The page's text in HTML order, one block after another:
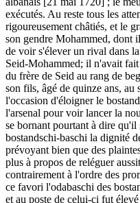
exécutés. Au reste tous les
rigoureusement châtiés, et le
son gendre Mohammed, dont
de voir s'élever un rival dans
Seid-Mohammed; il n'avait
du frère de Seid au rang de
son fils, âgé de quinze ans,
l'occasion d'éloigner le
l'arsenal pour voir lancer la
se bornant pourtant à dire qu'il
bostandschi-baschi la dignité
prévoyant bien que des
plus à propos de reléguer
contrairement à l'ordre des
ce favori l'odabaschi des
et au poste de celui-ci fut